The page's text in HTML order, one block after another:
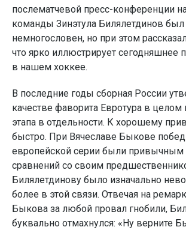
послематчевой пресс-конференции
команды Зинэтула Билялетдинов
немногословен, но при этом
что ярко иллюстрирует сегодняшнее
в нашем хоккее.
В последние годы сборная России
качестве фаворита Евротура в целом
этапа в отдельности. К хорошему
быстро. При Вячеславе Быкове
европейской серии были привычным
сравнений со своим
Билялетдинову было изначально
более в этой связи. Отвечая на
Быкова за любой провал гнобили,
буквально отмахнулся: «Ну верните